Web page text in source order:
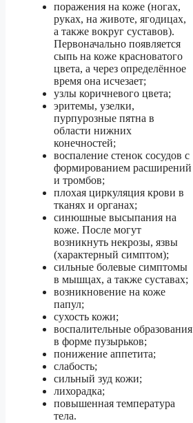
поражения на коже (ногах,
руках, на животе, ягодицах,
а также вокруг суставов).
Первоначально появляется
сыпь на коже красноватого
цвета, а через определённое
время она исчезает;
узлы коричневого цвета;
эритемы, узелки,
пурпурозные пятна в
области нижних
конечностей;
воспаление стенок сосудов с
формированием расширений
и тромбов;
плохая циркуляция крови в
тканях и органах;
синюшные высыпания на
коже. После могут
возникнуть некрозы, язвы
(характерный симптом);
сильные болевые симптомы
в мышцах, а также суставах;
возникновение на коже
папул;
сухость кожи;
воспалительные образования
в форме пузырьков;
понижение аппетита;
слабость;
сильный зуд кожи;
лихорадка;
повышенная температура
тела.